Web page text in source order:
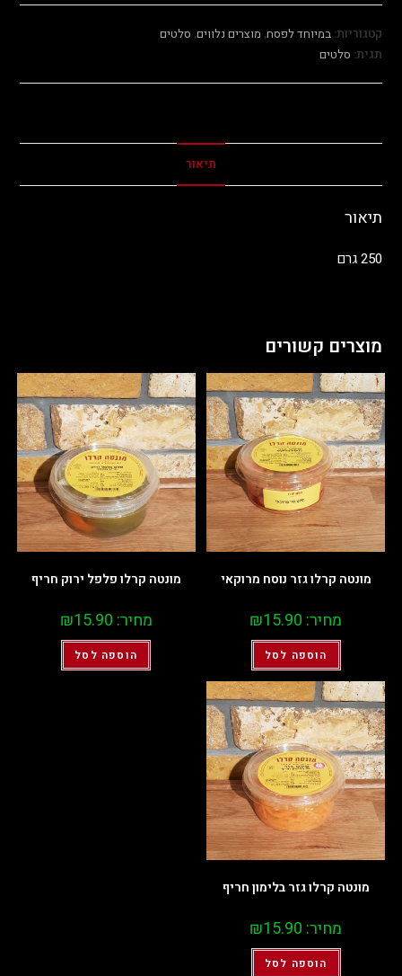
קטגוריות:במיוחד לפסח, מוצרים נלווים, סלטים
תגית: סלטים
תיאור
תיאור
250 גרם
מוצרים קשורים
מונטה קרלו גזר נוסח מרוקאי
מחיר: ₪15.90
הוספה לסל
מונטה קרלו פלפל ירוק חריף
מחיר: ₪15.90
הוספה לסל
מונטה קרלו גזר בלימון חריף
מחיר: ₪15.90
הוספה לסל